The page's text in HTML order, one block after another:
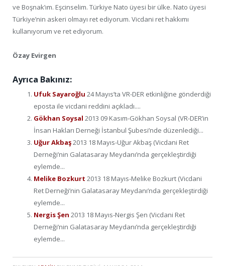
ve Boşnak’ım. Eşcinselim. Türkiye Nato üyesi bir ülke. Nato üyesi
Türkiye’nin askeri olmayı ret ediyorum. Vicdani ret hakkımı
kullanıyorum ve ret ediyorum.
Özay Evirgen
Ayrıca Bakınız:
Ufuk Sayaroğlu 24 Mayıs’ta VR-DER etkinliğine gönderdiği
eposta ile vicdani reddini açıkladı....
Gökhan Soysal 2013 09 Kasım-Gökhan Soysal (VR-DER’in
İnsan Hakları Derneği İstanbul Şubesi’nde düzenlediği...
Uğur Akbaş2013 18 Mayıs-Uğur Akbaş (Vicdani Ret
Derneği’nin Galatasaray Meydanı’nda gerçekleştirdiği
eylemde...
Melike Bozkurt 2013 18 Mayıs-Melike Bozkurt (Vicdani
Ret Derneği’nin Galatasaray Meydanı’nda gerçekleştirdiği
eylemde...
Nergis Şen 2013 18 Mayıs-Nergis Şen (Vicdani Ret
Derneği’nin Galatasaray Meydanı’nda gerçekleştirdiği
eylemde...